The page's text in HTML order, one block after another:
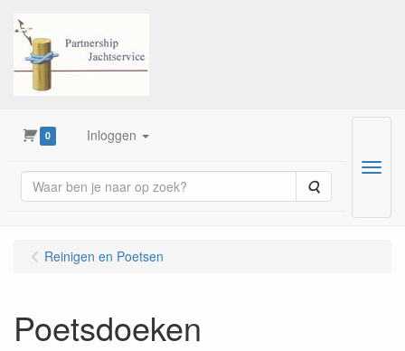
0 Inloggen
Zoeken
Menu
Reinigen en Poetsen
Poetsdoeken